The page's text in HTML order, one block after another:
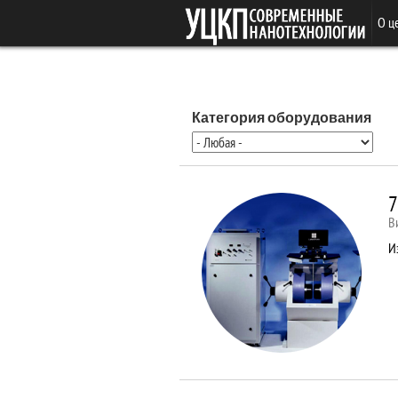
О
Категория оборудования